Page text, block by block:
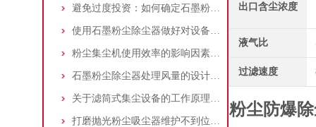
避免过度投资：如何确定石墨粉尘除尘器的合理价格区间
使用石墨粉尘除尘器做好对设备的维护十分重要
粉尘集尘机使用效率的影响因素及改进措施
石墨粉尘除尘器处理风量的设计，你了解多少
关于滤筒式集尘设备的工作原理及特点说明
打磨抛光粉尘吸尘器维护不到位，那是你没有注意这些而已！
出口含尘浓度
液气比
过滤速度
粉尘防爆